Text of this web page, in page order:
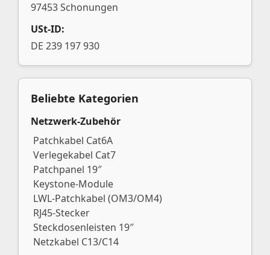
97453 Schonungen
USt-ID:
DE 239 197 930
Beliebte Kategorien
Netzwerk-Zubehör
Patchkabel Cat6A
Verlegekabel Cat7
Patchpanel 19″
Keystone-Module
LWL-Patchkabel (OM3/OM4)
RJ45-Stecker
Steckdosenleisten 19″
Netzkabel C13/C14